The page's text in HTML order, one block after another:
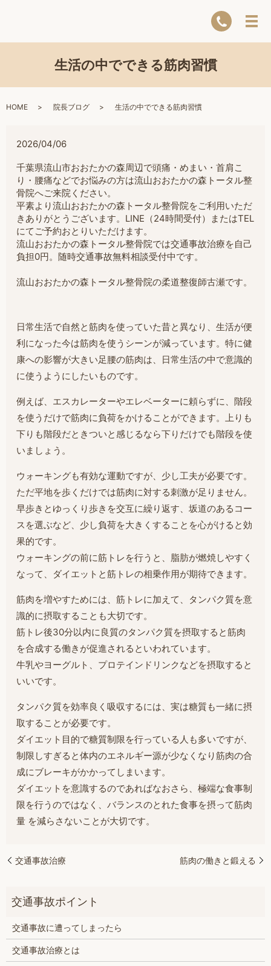
生活の中でできる筋肉習慣
HOME 院長ブログ 生活の中でできる筋肉習慣
2026/04/06
千葉県流山市おおたかの森周辺で頭痛・めまい・首肩こ
り・腰痛などでお悩みの方は流山おおたかの森トータル整
骨院へご来院ください。
平素より流山おおたかの森トータル整骨院をご利用いただ
きありがとうございます。LINE（24時間受付）またはTEL
にてご予約おとりいただけます。
流山おおたかの森トータル整骨院では交通事故治療を自己
負担0円。随時交通事故無料相談受付中です。
流山おおたかの森トータル整骨院の柔道整復師古瀬です。
日常生活で自然と筋肉を使っていた昔と異なり、生活が便
利になった今は筋肉を使うシーンが減っています。特に健
康への影響が大きい足腰の筋肉は、日常生活の中で意識的
に使うようにしたいものです。
例えば、エスカレーターやエレベーターに頼らずに、階段
を使うだけで筋肉に負荷をかけることができます。上りも
下りも階段だときついと感じるなら下りだけでも階段を使
いましょう。
ウォーキングも有効な運動ですが、少し工夫が必要です。
ただ平地を歩くだけでは筋肉に対する刺激が足りません。
早歩きとゆっくり歩きを交互に繰り返す、坂道のあるコー
スを選ぶなど、少し負荷を大きくすることを心がけると効
果的です。
ウォーキングの前に筋トレを行うと、脂肪が燃焼しやすく
なって、ダイエットと筋トレの相乗作用が期待できます。
筋肉を増やすためには、筋トレに加えて、タンパク質を意
識的に摂取することも大切です。
筋トレ後30分以内に良質のタンパク質を摂取すると筋肉
を合成する働きが促進されるといわれています。
牛乳やヨーグルト、プロテインドリンクなどを摂取すると
いいです。
タンパク質を効率良く吸収するには、実は糖質も一緒に摂
取することが必要です。
ダイエット目的で糖質制限を行っている人も多いですが、
制限しすぎると体内のエネルギー源が少なくなり筋肉の合
成にブレーキがかかってしまいます。
ダイエットを意識するのであればなおさら、極端な食事制
限を行うのではなく、バランスのとれた食事を摂って筋肉
量 を減らさないことが大切です。
交通事故治療 筋肉の働きと鍛える
交通事故に遭ってしまったら
交通事故治療とは